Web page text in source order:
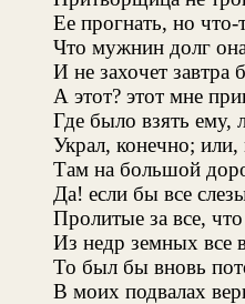
Ее прогнать, но
Что мужнин долг
И не захочет завтра
А этот? этот мне
Где было взять ему,
Украл, конечно;
Там на большой
Да! если бы все
Пролитые за все,
Из недр земных все
То был бы вновь
В моих подвалах